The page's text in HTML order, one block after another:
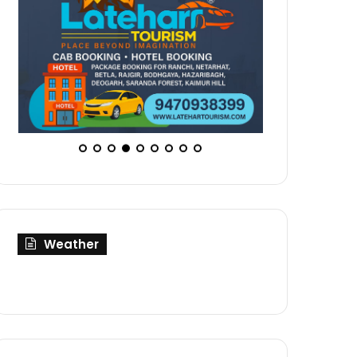
Weather